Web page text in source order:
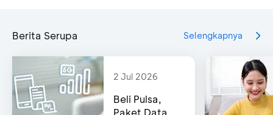
Berita Serupa Selengkapnya
2 Jul 2026
Beli Pulsa,
Paket Data